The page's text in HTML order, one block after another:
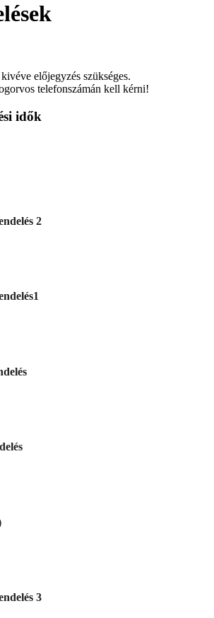
előjegyzés szükséges.
telefonszámán kell kérni!
idők
2
3